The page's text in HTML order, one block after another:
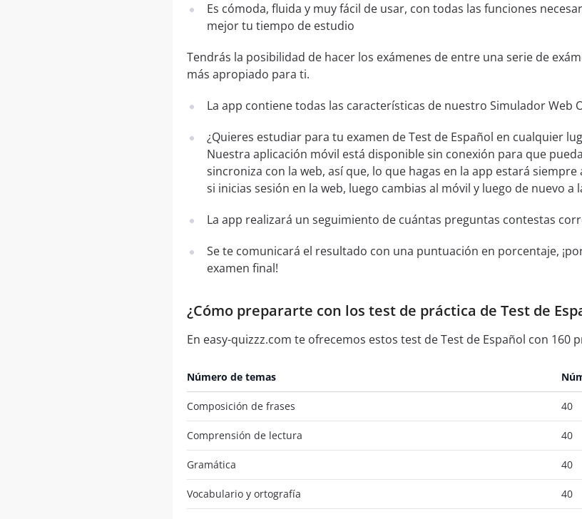
Es cómoda, fluida y muy fácil de usar, con todas las funciones
mejor tu tiempo de estudio
Tendrás la posibilidad de hacer los exámenes de entre una serie de
más apropiado para ti.
La app contiene todas las características de nuestro Simulador Web
¿Quieres estudiar para tu examen de Test de Español en cualquier
Nuestra aplicación móvil está disponible sin conexión para que
sincroniza con la web, así que, lo que hagas en la app estará
si inicias sesión en la web, luego cambias al móvil y luego de nuevo
La app realizará un seguimiento de cuántas preguntas contestas
Se te comunicará el resultado con una puntuación en porcentaje,
examen final!
¿Cómo prepararte con los test de práctica de Test de
En easy-quizzz.com te ofrecemos estos test de Test de Español con 160
Número de temas
Composición de frases 40
Comprensión de lectura 40
Gramática 40
Vocabulario y ortografía 40